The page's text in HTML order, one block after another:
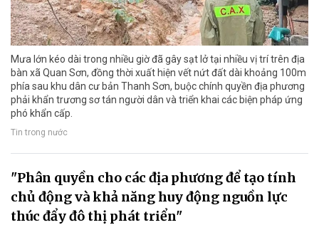
Mưa lớn kéo dài trong nhiều giờ đã gây sạt lở tại nhiều vị trí trên địa
bàn xã Quan Sơn, đồng thời xuất hiện vết nứt đất dài khoảng 100m
phía sau khu dân cư bản Thanh Sơn, buộc chính quyền địa phương
phải khẩn trương sơ tán người dân và triển khai các biện pháp ứng
phó khẩn cấp.
Tin trong nước
"Phân quyền cho các địa phương để tạo tính
chủ động và khả năng huy động nguồn lực
thúc đẩy đô thị phát triển"